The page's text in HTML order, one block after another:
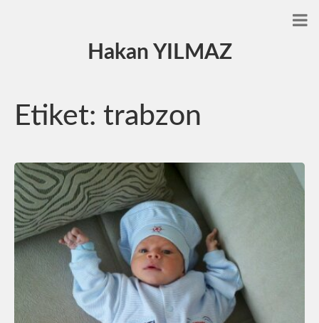
Hakan YILMAZ
Etiket: trabzon